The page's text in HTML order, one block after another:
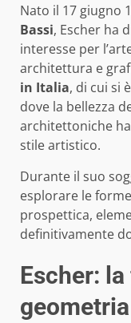
Nato il 17 giugno
Bassi, Escher ha
interesse per
architettura e
in Italia, di cui si
dove la bellezza
architettoniche
stile artistico.
Durante il suo
esplorare le
prospettica,
definitivamente
Escher:
geometria